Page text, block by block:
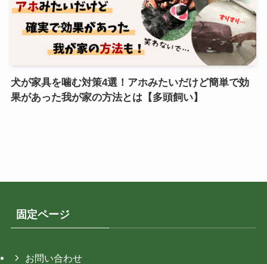
犬が家具を噛む対策4選！アホみたいだけど簡単で効
果があった我が家の方法とは【多頭飼い】
固定ページ
お問い合わせ